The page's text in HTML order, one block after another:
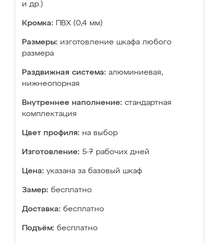
и др.)
Кромка: ПВХ (0,4 мм)
Размеры: изготовление шкафа любого
размера
Раздвижная система: алюминиевая,
нижнеопорная
Внутреннее наполнение: стандартная
комплектация
Цвет профиля: на выбор
Изготовление: 5-7 рабочих дней
Цена: указана за базовый шкаф
Замер: бесплатно
Доставка: бесплатно
Подъём: бесплатно